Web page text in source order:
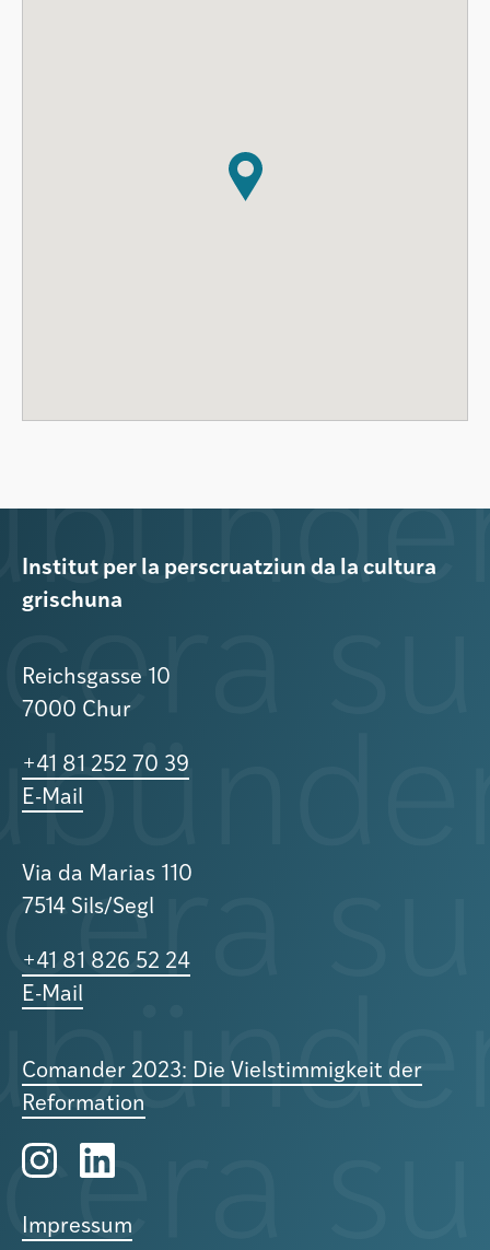
Institut per la perscruatziun da la cultura
grischuna
Reichsgasse 10
7000 Chur
+41 81 252 70 39
E-Mail
Via da Marias 110
7514 Sils/Segl
+41 81 826 52 24
E-Mail
Comander 2023: Die Vielstimmigkeit der
Reformation
Impressum